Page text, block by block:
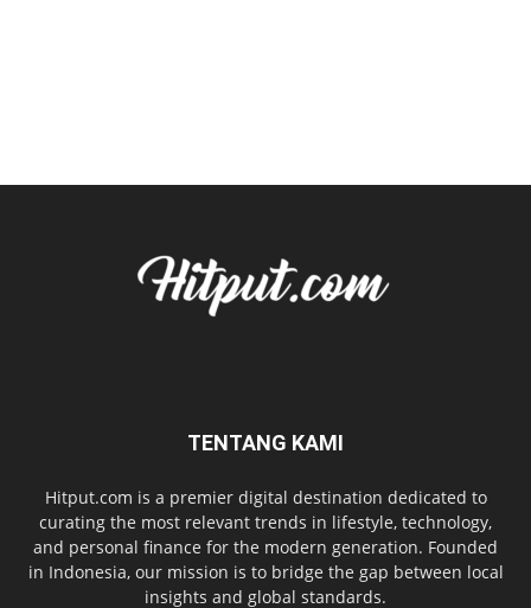
TENTANG KAMI
Hitput.com is a premier digital destination dedicated to
curating the most relevant trends in lifestyle, technology,
and personal finance for the modern generation. Founded
in Indonesia, our mission is to bridge the gap between local
insights and global standards.